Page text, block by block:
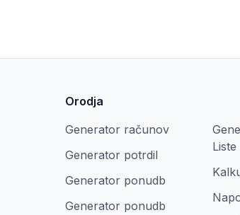
Orodja
Generator računov
Generator potrdil
Generator ponudb
Generator ponudb
Liste